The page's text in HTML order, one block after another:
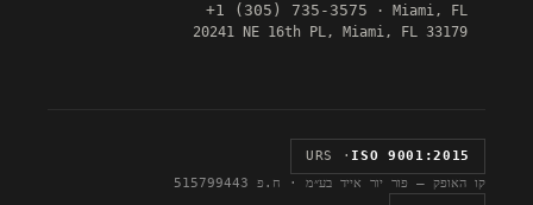
+1 (305) 735-3575 · Miami, FL
20241 NE 16th PL, Miami, FL 33179
ISO 9001:2015
· URS
קו האופק — פור יור אייד בע״מ · ח.פ 515799443